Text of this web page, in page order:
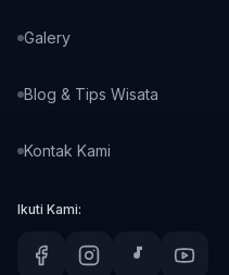
Galery
Blog & Tips Wisata
Kontak Kami
Ikuti Kami: